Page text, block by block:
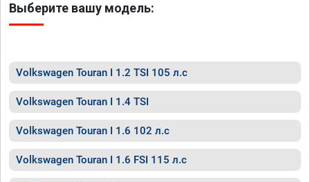
Выберите вашу модель:
Volkswagen Touran I 1.2 TSI 105 л.с
Volkswagen Touran I 1.4 TSI
Volkswagen Touran I 1.6 102 л.с
Volkswagen Touran I 1.6 FSI 115 л.с